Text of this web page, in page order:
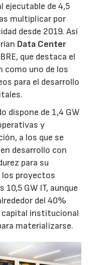
ejecutable de 4,5
multiplicar por
desde 2019. Así
Data Center
que destaca el
como uno de los
para el desarrollo
dispone de 1,4 GW
y
a los que se
desarrollo con
para su
los proyectos
GW IT, aunque
del 40%
capital institucional
materializarse.